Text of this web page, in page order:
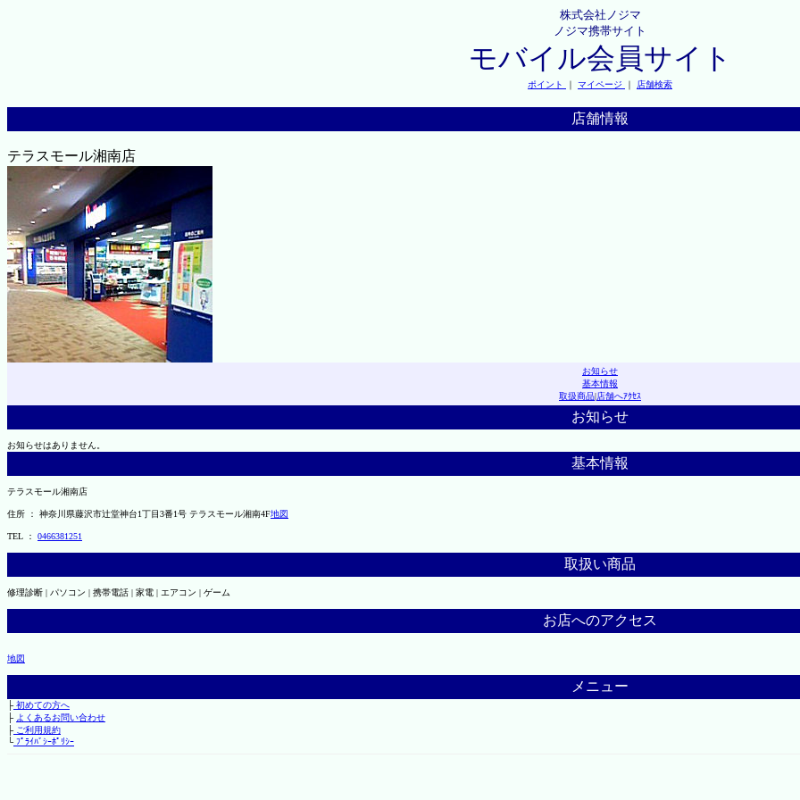
株式会社ノジマ
ノジマ携帯サイト
モバイル会員サイト
ポイント ｜ マイページ ｜ 店舗検索
店舗情報
テラスモール湘南店
お知らせ
基本情報
取扱商品|店舗へｱｸｾｽ
お知らせ
お知らせはありません。
基本情報
テラスモール湘南店
住所 ： 神奈川県藤沢市辻堂神台1丁目3番1号 テラスモール湘南4F地図
TEL ： 0466381251
取扱い商品
修理診断 | パソコン | 携帯電話 | 家電 | エアコン | ゲーム
お店へのアクセス
地図
メニュー
├初めての方へ
├ よくあるお問い合わせ
├ご利用規約
└ﾌﾟﾗｲﾊﾞｼｰﾎﾟﾘｼｰ